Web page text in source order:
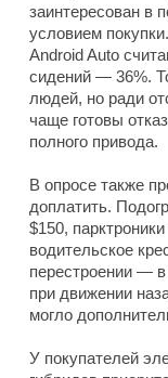
заинтересован в
условием
Android Auto
сидений — 36%.
людей, но ради
чаще готовы
полного привода.
В опросе также
доплатить.
$150,
водительское
перестроении —
при движении
могло
У покупателей